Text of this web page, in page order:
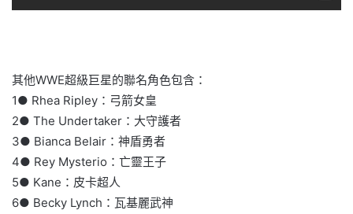
其他WWE超級巨星的聯名角色包含：
1● Rhea Ripley：弓箭女皇
2● The Undertaker：大守護者
3● Bianca Belair：神盾勇者
4● Rey Mysterio：亡靈王子
5● Kane：皮卡超人
6● Becky Lynch：瓦基麗武神